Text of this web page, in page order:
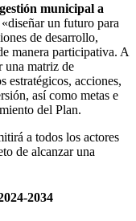
municipal a
un futuro para
de desarrollo,
manera participativa. A
una matriz de
estratégicos, acciones,
así como metas e
del Plan.
a todos los actores
de alcanzar una
2034